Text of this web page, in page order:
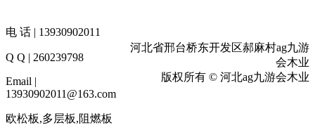
电 话 | 13930902011
Q Q | 260239798
Email |
13930902011@163.com
河北省邢台桥东开发区郝麻村ag九游
会木业
版权所有 © 河北ag九游会木业
欧松板,多层板,阻燃板